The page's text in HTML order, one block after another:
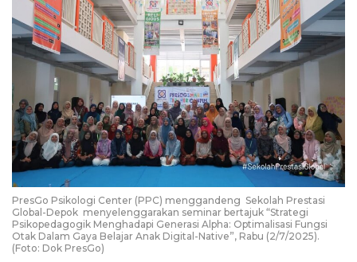
PresGo Psikologi Center (PPC) menggandeng Sekolah Prestasi
Global-Depok menyelenggarakan seminar bertajuk “Strategi
Psikopedagogik Menghadapi Generasi Alpha: Optimalisasi Fungsi
Otak Dalam Gaya Belajar Anak Digital-Native”, Rabu (2/7/2025).
(Foto: Dok PresGo)